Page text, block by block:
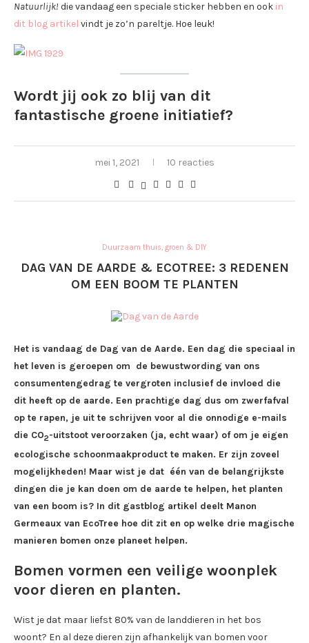
Natuurlijk! die vandaag een speciale sticker hebben en ook in
dit blog artikel vindt je zo’n pareltje. Hoe leuk!
Wordt jij ook zo blij van dit
fantastische groene initiatief?
mei 1, 2021 10 reacties
Duurzaam thuis, groen & DIY
DAG VAN DE AARDE & ECOTREE: 3 REDENEN
OM EEN BOOM TE PLANTEN
Het is vandaag de Dag van de Aarde. Een dag die speciaal in
het leven is geroepen om de bewustwording van ons
consumentengedrag te vergroten inclusief de invloed die
dit heeft op de aarde. Een prachtige dag dus om zwerfafval
op te rapen, je uit te schrijven voor al die onnodige e-mails
die CO2-uitstoot veroorzaken (ja, echt waar) of om je eigen
ecologische schoonmaakproduct te maken. Er zijn zoveel
mogelijkheden! Maar wist je dat één van de belangrijkste
dingen die je kan doen om de aarde te helpen, het planten
van een boom is? In dit gastblog artikel deelt Manon
Germeaux van EcoTree hoe dit zit en op welke drie magische
manieren bomen onze planeet helpen.
Bomen vormen een veilige woonplek
voor dieren en planten.
Wist je dat maar liefst 80% van de landdieren in het bos
woont? En al deze dieren zijn afhankelijk van bomen voor